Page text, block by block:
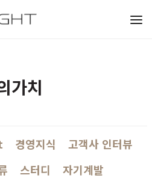
티피아이 인사이트
가치
경영지식
고객사 인터뷰
스터디
자기계발